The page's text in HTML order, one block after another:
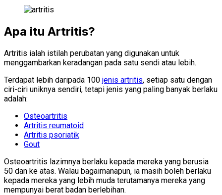
Apa itu Artritis?
Artritis ialah istilah perubatan yang digunakan untuk
menggambarkan keradangan pada satu sendi atau lebih.
Terdapat lebih daripada 100 jenis artritis, setiap satu dengan
ciri-ciri uniknya sendiri, tetapi jenis yang paling banyak berlaku
adalah:
Osteoartritis
Artritis reumatoid
Artritis psoriatik
Gout
Osteoartritis lazimnya berlaku kepada mereka yang berusia
50 dan ke atas. Walau bagaimanapun, ia masih boleh berlaku
kepada mereka yang lebih muda terutamanya mereka yang
mempunyai berat badan berlebihan.